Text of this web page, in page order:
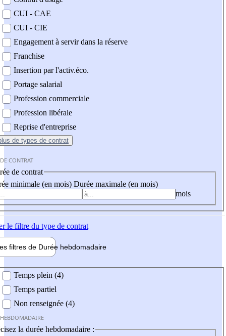
CUI - CAE
CUI - CIE
Engagement à servir dans la réserve
Franchise
Insertion par l'activ.éco.
Portage salarial
Profession commerciale
Profession libérale
Reprise d'entreprise
de types de contrat
CONTRAT
de contrat
minimale (en mois) Durée maximale (en mois)
mois
le filtre du type de contrat
filtres de Durée hebdomadaire
Temps plein (4)
Temps partiel
Non renseignée (4)
la durée hebdomadaire :